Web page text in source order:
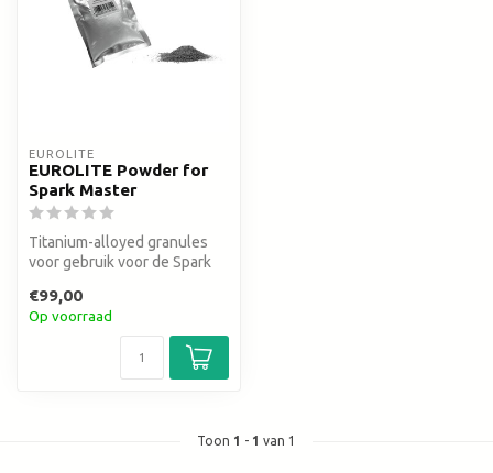
EUROLITE
EUROLITE Powder for
Spark Master
Titanium-alloyed granules
voor gebruik voor de Spark
€99,00
Op voorraad
Toon 1 - 1 van 1